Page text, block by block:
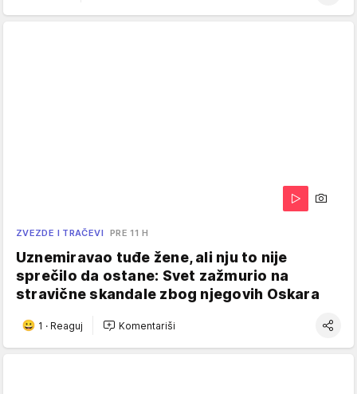
ZVEZDE I TRAČEVI PRE 11 H
Uznemiravao tuđe žene, ali nju to nije
sprečilo da ostane: Svet zažmurio na
stravične skandale zbog njegovih Oskara
1 · Reaguj Komentariši